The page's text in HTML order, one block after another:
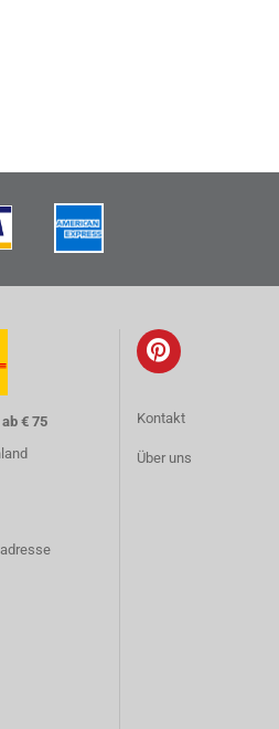
€ 75
Kontakt
Über uns